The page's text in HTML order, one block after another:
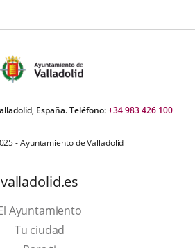
España. Teléfono:+34 983 426 100
- Ayuntamiento de Valladolid
valladolid.es
Ayuntamiento
Tu ciudad